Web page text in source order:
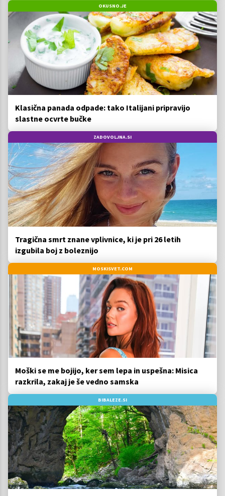
OKUSNO.JE
Klasična panada odpade: tako Italijani pripravijo
slastne ocvrte bučke
ZADOVOLJNA.SI
Tragična smrt znane vplivnice, ki je pri 26 letih
izgubila boj z boleznijo
MOSKISVET.COM
Moški se me bojijo, ker sem lepa in uspešna: Misica
razkrila, zakaj je še vedno samska
BIBALEZE.SI